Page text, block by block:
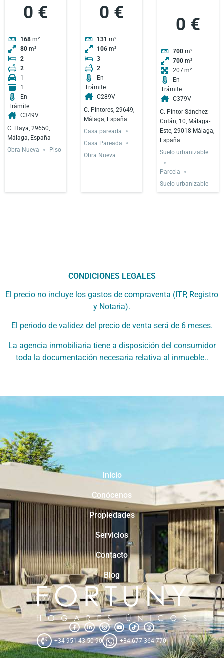
0 €
168 m²
80 m²
2
2
1
1
En
Trámite
C349V
C. Haya, 29650,
Málaga, España
Obra Nueva
Piso
0 €
131 m²
106 m²
3
2
En
Trámite
C289V
C. Pintores, 29649,
Málaga, España
Casa pareada
Casa Pareada
Obra Nueva
0 €
700 m²
700 m²
207
En
Trámite
C379V
C. Pintor Sánchez
Cotán, 10, Málaga-
Este, 29018 Málaga,
España
Suelo urbanizable
Parcela
Suelo urbanizable
CONDICIONES LEGALES
El precio no incluye los gastos de compraventa (ITP, Registro
y Notaria).
El periodo de validez del precio de venta será de 6 meses.
La agencia inmobiliaria tiene a disposición del consumidor
toda la documentación necesaria relativa al inmueble..
Inicio
Conócenos
Propiedades
Servicios
Contacto
Blog
+34 951 43 50 90 +34 677 364 770